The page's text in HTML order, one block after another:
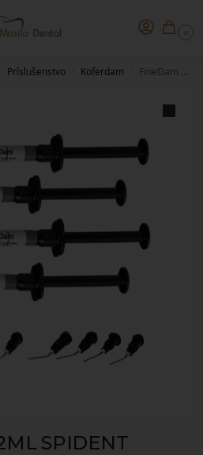
0
Príslušenstvo Koferdam FineDam 4×1,2ml SPIDENT
SPIDENT